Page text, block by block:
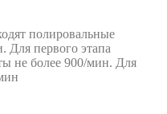
полировальные
первого этапа
не более 900/мин. Для